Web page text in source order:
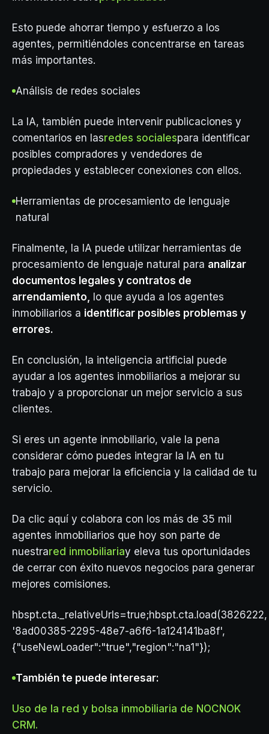
Esto puede ahorrar tiempo y esfuerzo a los
agentes, permitiéndoles concentrarse en tareas
más importantes.
Análisis de redes sociales
La IA, también puede intervenir publicaciones y
comentarios en lasredes socialespara identificar
posibles compradores y vendedores de
propiedades y establecer conexiones con ellos.
Herramientas de procesamiento de lenguaje
natural
Finalmente, la IA puede utilizar herramientas de
procesamiento de lenguaje natural para analizar
documentos legales y contratos de
arrendamiento, lo que ayuda a los agentes
inmobiliarios a identificar posibles problemas y
errores.
En conclusión, la inteligencia artificial puede
ayudar a los agentes inmobiliarios a mejorar su
trabajo y a proporcionar un mejor servicio a sus
clientes.
Si eres un agente inmobiliario, vale la pena
considerar cómo puedes integrar la IA en tu
trabajo para mejorar la eficiencia y la calidad de tu
servicio.
Da clic aquí y colabora con los más de 35 mil
agentes inmobiliarios que hoy son parte de
nuestrared inmobiliariay eleva tus oportunidades
de cerrar con éxito nuevos negocios para generar
mejores comisiones.
hbspt.cta._relativeUrls=true;hbspt.cta.load(3826222,
'8ad00385-2295-48e7-a6f6-1a124141ba8f',
{"useNewLoader":"true","region":"na1"});
También te puede interesar:
Uso de la red y bolsa inmobiliaria de NOCNOK
CRM.